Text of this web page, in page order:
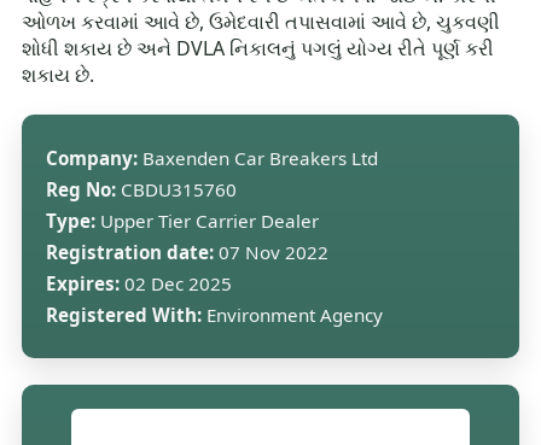
ઓળખ કરવામાં આવે છે, ઉમેદવારી તપાસવામાં આવે છે, ચુકવણી
શોધી શકાય છે અને DVLA નિકાલનું પગલું યોગ્ય રીતે પૂર્ણ કરી
શકાય છે.
Company: Baxenden Car Breakers Ltd
Reg No: CBDU315760
Type: Upper Tier Carrier Dealer
Registration date: 07 Nov 2022
Expires: 02 Dec 2025
Registered With: Environment Agency